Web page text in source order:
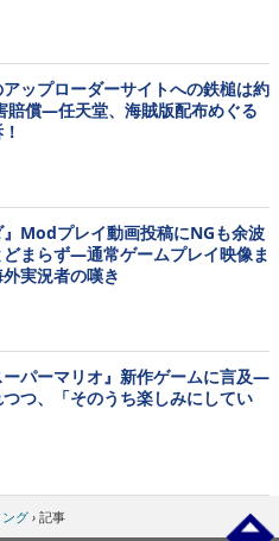
ップローダーサイトへの鉄槌は約
賠償―任天堂、海賊版配布めぐる
Modプレイ動画投稿にNGも余波
まらず―通常ゲームプレイ映像ま
実況者の嘆き
パーマリオ』新作ゲームに言及―
つ、「そのうち楽しみにしてい
グ › 記事